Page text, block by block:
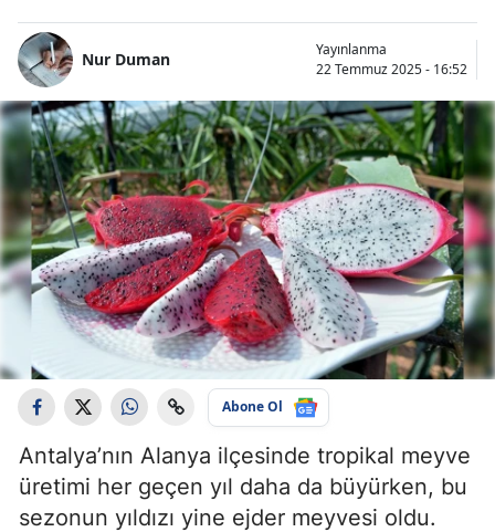
Nur Duman
Yayınlanma
22 Temmuz 2025 - 16:52
Abone Ol
Antalya’nın Alanya ilçesinde tropikal meyve
üretimi her geçen yıl daha da büyürken, bu
sezonun yıldızı yine ejder meyvesi oldu.